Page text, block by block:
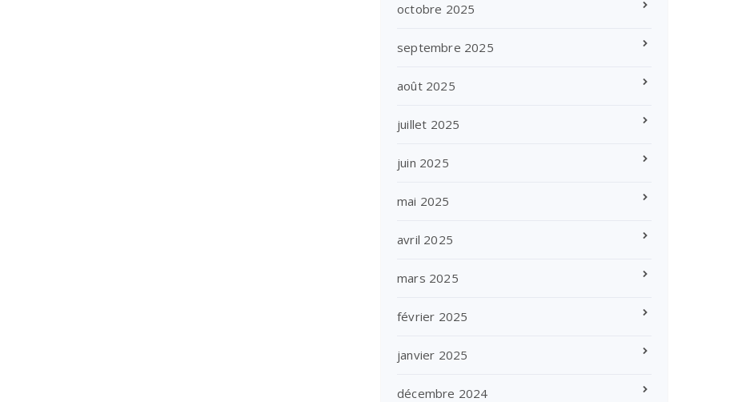
octobre 2025
septembre 2025
août 2025
juillet 2025
juin 2025
mai 2025
avril 2025
mars 2025
février 2025
janvier 2025
décembre 2024